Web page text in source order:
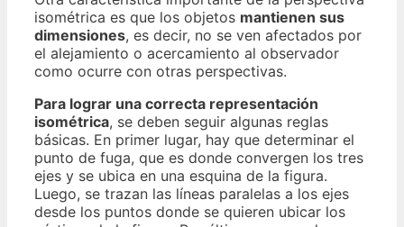
isométrica es que los objetos mantienen sus
dimensiones, es decir, no se ven afectados por
el alejamiento o acercamiento al observador
como ocurre con otras perspectivas.
Para lograr una correcta representación
isométrica, se deben seguir algunas reglas
básicas. En primer lugar, hay que determinar el
punto de fuga, que es donde convergen los tres
ejes y se ubica en una esquina de la figura.
Luego, se trazan las líneas paralelas a los ejes
desde los puntos donde se quieren ubicar los